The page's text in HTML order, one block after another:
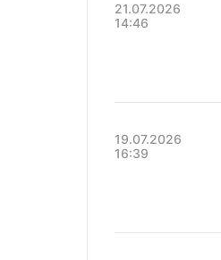
21.07.2026
14:46
19.07.2026
16:39